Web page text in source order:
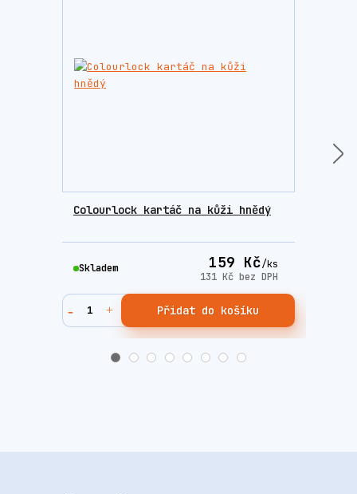
Colourlock kartáč na kůži hnědý
159 Kč/ks
131 Kč bez DPH
Skladem
Přidat do košíku